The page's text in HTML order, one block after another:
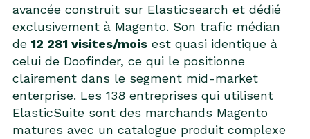
avancée construit sur Elasticsearch et dédié
exclusivement à Magento. Son trafic médian
de 12 281 visites/mois est quasi identique à
celui de Doofinder, ce qui le positionne
clairement dans le segment mid-market
enterprise. Les 138 entreprises qui utilisent
ElasticSuite sont des marchands Magento
matures avec un catalogue produit complexe